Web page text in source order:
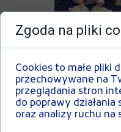
Zgoda na pliki
Cookies to małe pliki
przechowywane na
przeglądania stron
do poprawy
oraz analizy ruchu na